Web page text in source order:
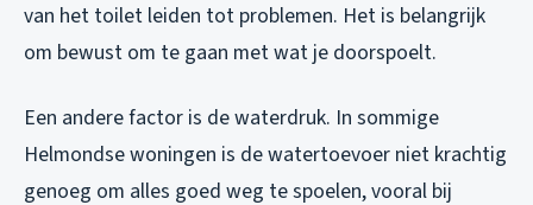
van het toilet leiden tot problemen. Het is belangrijk
om bewust om te gaan met wat je doorspoelt.
Een andere factor is de waterdruk. In sommige
Helmondse woningen is de watertoevoer niet krachtig
genoeg om alles goed weg te spoelen, vooral bij